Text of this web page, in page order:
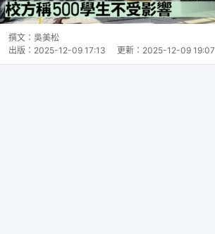
撰文： 吳美松
出版： 2025-12-09 17:13 更新： 2025-12-09 19:07